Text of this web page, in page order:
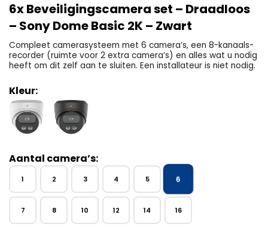
6x Beveiligingscamera set – Draadloos
– Sony Dome Basic 2K – Zwart
Compleet camerasysteem met 6 camera’s, een 8-kanaals-
recorder (ruimte voor 2 extra camera’s) en alles wat u nodig
heeft om dit zelf aan te sluiten. Een installateur is niet nodig.
Kleur:
Aantal camera’s:
1 2 3 4 5 6
7 8 10 12 14 16